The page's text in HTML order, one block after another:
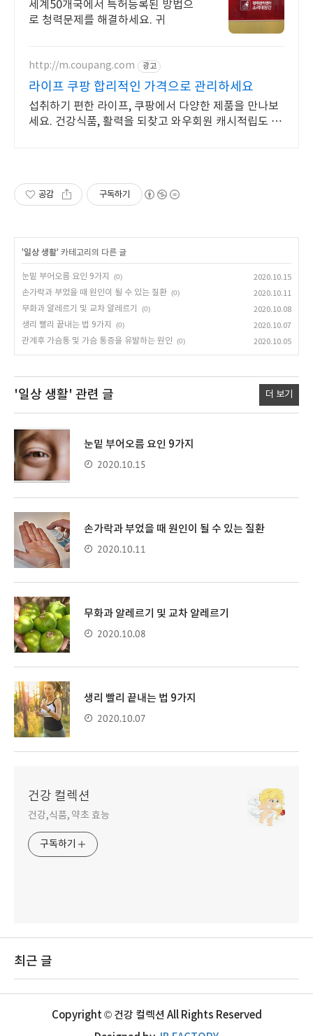
세계50개국에서 특허등록된 방법으
로 청력문제를 해결하세요. 귀
http://m.coupang.com 광고
라이프 쿠팡 합리적인 가격으로 관리하세요
섭취하기 편한 라이프, 쿠팡에서 다양한 제품을 만나보
세요. 건강식품, 활력을 되찾고 와우회원 캐시적립도 받
공감 구독하기
'일상 생활' 카테고리의 다른 글
눈밑 부어오름 요인 9가지 (0)
2020.10.15
손가락과 부었을 때 원인이 될 수 있는 질환 (0)
2020.10.11
무화과 알레르기 및 교차 알레르기
(0)
2020.10.08
생리 빨리 끝내는 법 9가지
(0)
2020.10.07
관계후 가슴통 및 가슴 통증을 유발하는 원인
(0) 2020.10.05
'일상 생활' 관련 글 더 보기
눈밑 부어오름 요인 9가지
2020.10.15
손가락과 부었을 때 원인이 될 수 있는 질환
2020.10.11
무화과 알레르기 및 교차 알레르기
2020.10.08
생리 빨리 끝내는 법 9가지
2020.10.07
건강 컬렉션
건강,식품, 약초 효능
구독하기
최근 글
Copyright © 건강 컬렉션 All Rights Reserved